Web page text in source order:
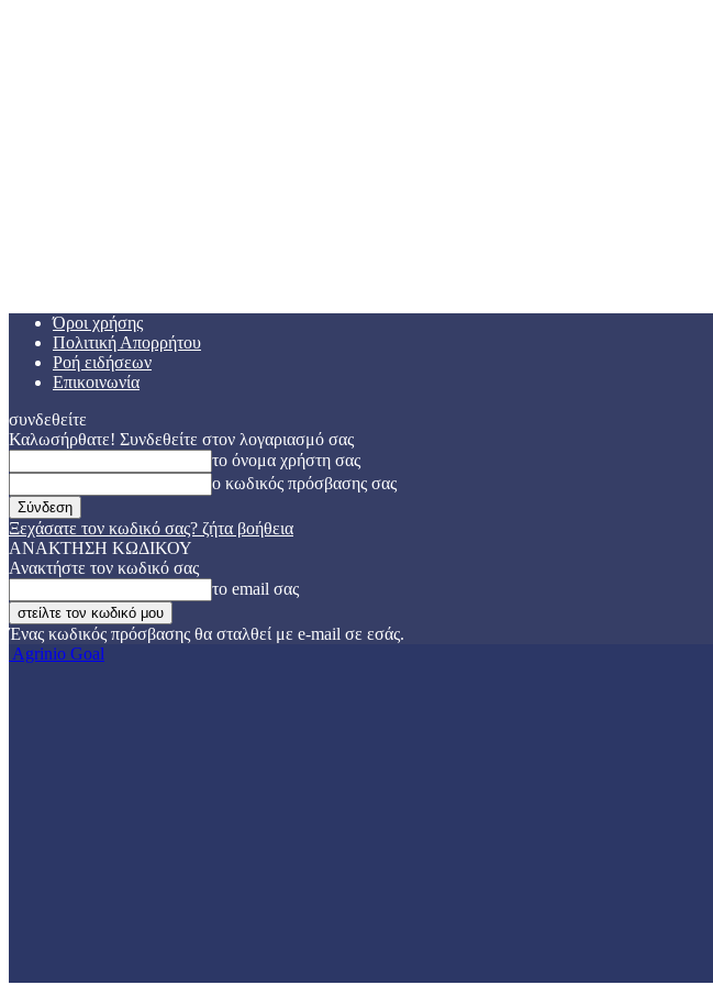
Όροι χρήσης
Πολιτική Απορρήτου
Ροή ειδήσεων
Επικοινωνία
συνδεθείτε
Καλωσήρθατε! Συνδεθείτε στον λογαριασμό σας
το όνομα χρήστη σας
ο κωδικός πρόσβασης σας
Ξεχάσατε τον κωδικό σας? ζήτα βοήθεια
ΑΝΑΚΤΗΣΗ ΚΩΔΙΚΟΥ
Ανακτήστε τον κωδικό σας
το email σας
Ένας κωδικός πρόσβασης θα σταλθεί με e-mail σε εσάς.
Agrinio Goal